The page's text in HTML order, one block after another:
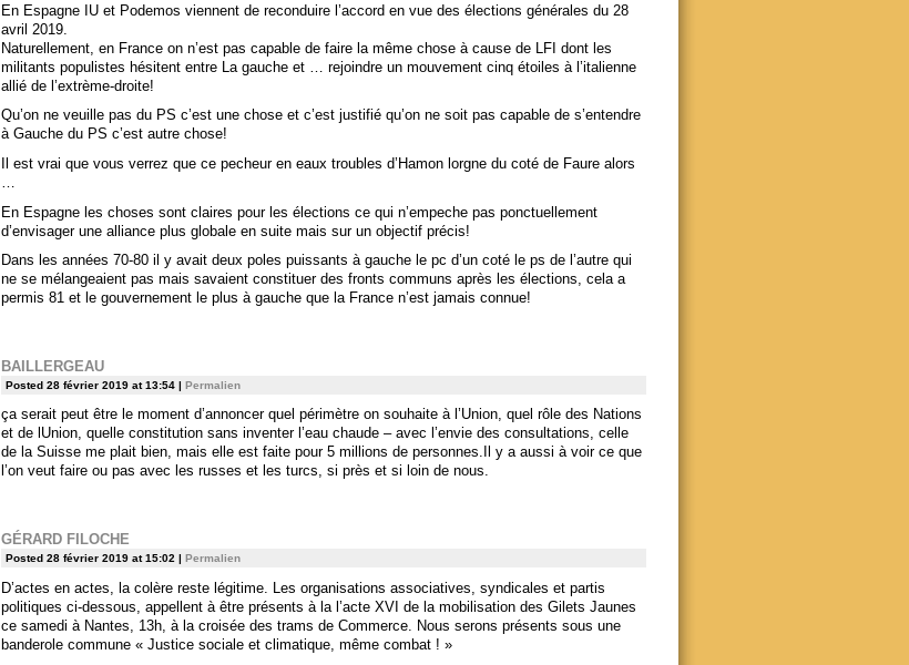
En Espagne IU et Podemos viennent de reconduire l’accord en vue des élections générales du 28
avril 2019.
Naturellement, en France on n’est pas capable de faire la même chose à cause de LFI dont les
militants populistes hésitent entre La gauche et … rejoindre un mouvement cinq étoiles à l’italienne
allié de l’extrème-droite!
Qu’on ne veuille pas du PS c’est une chose et c’est justifié qu’on ne soit pas capable de s’entendre
à Gauche du PS c’est autre chose!
Il est vrai que vous verrez que ce pecheur en eaux troubles d’Hamon lorgne du coté de Faure alors
En Espagne les choses sont claires pour les élections ce qui n’empeche pas ponctuellement
d’envisager une alliance plus globale en suite mais sur un objectif précis!
Dans les années 70-80 il y avait deux poles puissants à gauche le pc d’un coté le ps de l’autre qui
ne se mélangeaient pas mais savaient constituer des fronts communs après les élections, cela a
permis 81 et le gouvernement le plus à gauche que la France n’est jamais connue!
BAILLERGEAU
Posted 28 février 2019 at 13:54 | Permalien
ça serait peut être le moment d’annoncer quel périmètre on souhaite à l’Union, quel rôle des Nations
et de lUnion, quelle constitution sans inventer l’eau chaude – avec l’envie des consultations, celle
de la Suisse me plait bien, mais elle est faite pour 5 millions de personnes.Il y a aussi à voir ce que
l’on veut faire ou pas avec les russes et les turcs, si près et si loin de nous.
GÉRARD FILOCHE
Posted 28 février 2019 at 15:02 | Permalien
D’actes en actes, la colère reste légitime. Les organisations associatives, syndicales et partis
politiques ci-dessous, appellent à être présents à la l’acte XVI de la mobilisation des Gilets Jaunes
ce samedi à Nantes, 13h, à la croisée des trams de Commerce. Nous serons présents sous une
banderole commune « Justice sociale et climatique, même combat ! »